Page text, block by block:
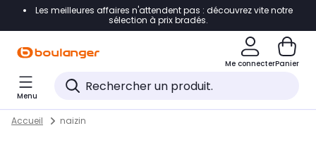
Accéder directement à la navigation
Accéder directement au pied de page
Accéder directement au chatbot
Les meilleures affaires n'attendent pas : découvrez vite notre
sélection à prix bradés.
Me connecterPanier
Menu
Skip to content
Return to Nav
Accueil naizin